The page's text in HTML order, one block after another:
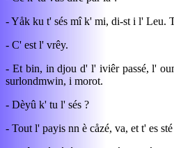
- Yåk ku t' sés mî k' mi, di-st i l' Leu.
- C' est l' vrêy.
- Et bin, in djou d' l' iviêr passé, l'
surlondmwin, i morot.
- Dèyû k' tu l' sés ?
- Tout l' payis nn è cåzé, va, et t' es